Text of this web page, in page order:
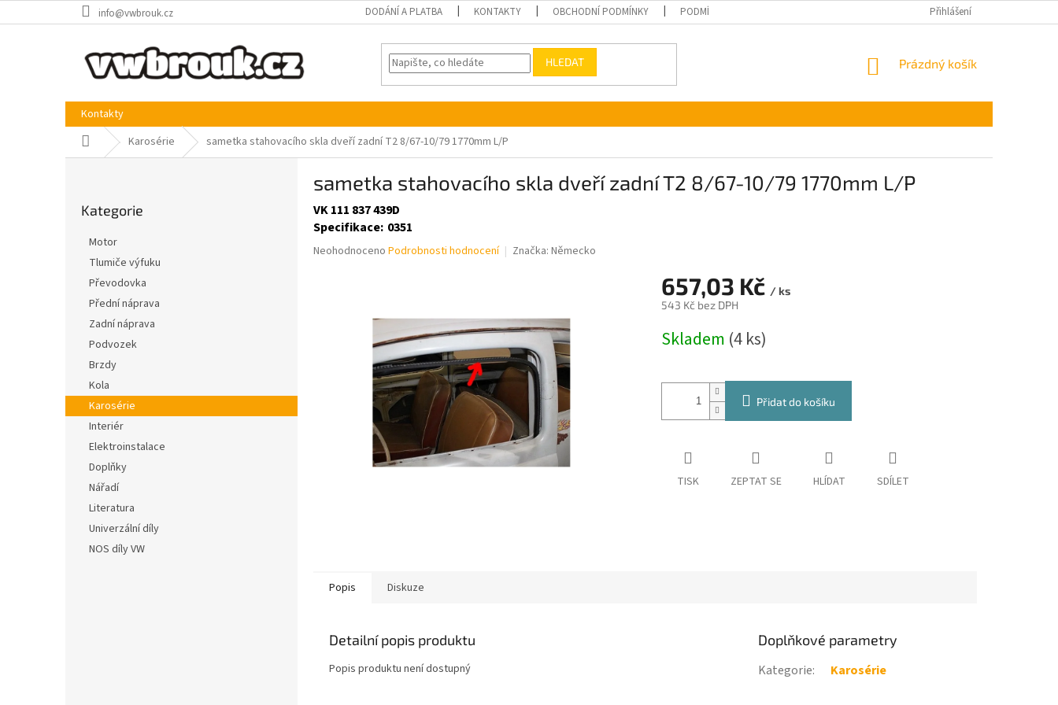
na
info@vwbrouk.cz DODÁNÍ A PLATBA KONTAKTY OBCHODNÍ PODMÍNKY PODMÍNKY OCHRANY OSOBNÍCH ÚDAJŮ Přihlášení
HLEDAT
NÁKUPNÍ
Prázdný košík
Kontakty
Domů Karosérie sametka stahovacího skla dveří zadní T2 8/67-10/79 1770mm L/P
l
kategorie
Kategorie
Motor
Tlumiče výfuku
Převodovka
Přední náprava
Zadní náprava
Podvozek
Brzdy
Kola
Karosérie
Interiér
Elektroinstalace
Doplňky
Nářadí
Literatura
Univerzální díly
NOS díly VW
sametka stahovacího skla dveří zadní T2 8/67-10/79 1770mm L/P
VK 111 837 439D
Specifikace: 0351
Průměrné
Neohodnoceno Podrobnosti hodnocení Značka: Německo
657,03 Kč / ks
543 Kč bez DPH
cena:
Skladem (4 ks)
Přidat do košíku
TISK ZEPTAT SE HLÍDAT SDÍLET
Popis Diskuze
Detailní popis produktu
Popis produktu není dostupný
Doplňkové parametry
Kategorie: Karosérie